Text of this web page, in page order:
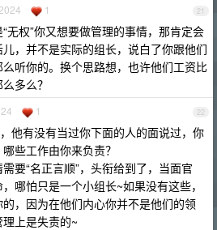
21
1
无权”你又想要做管理的事情，那肯定会
，并不是实际的组长，说白了你跟他们
听你的。换个思路想，也许他们工资比
多么？
22
1
他有没有当过你下面的人的面说过，你
些工作由你来负责？
要“名正言顺”，头衔给到了，当面官
哪怕只是一个小组长~如果没有这些，
，因为在他们内心你并不是他们的领
上是失责的~